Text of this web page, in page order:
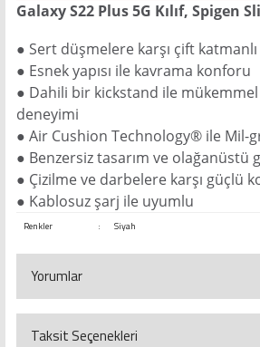
Galaxy S22 Plus 5G Kılıf, Spigen
● Sert düşmelere karşı çift
● Esnek yapısı ile kavrama konforu
● Dahili bir kickstand ile
deneyimi
● Air Cushion Technology® ile Mil-
● Benzersiz tasarım ve olağanüstü
● Çizilme ve darbelere karşı güçlü
● Kablosuz şarj ile uyumlu
Renkler : Siyah
Yorumlar
Bu ürüne ilk yorumu siz
Taksit Seçenekleri